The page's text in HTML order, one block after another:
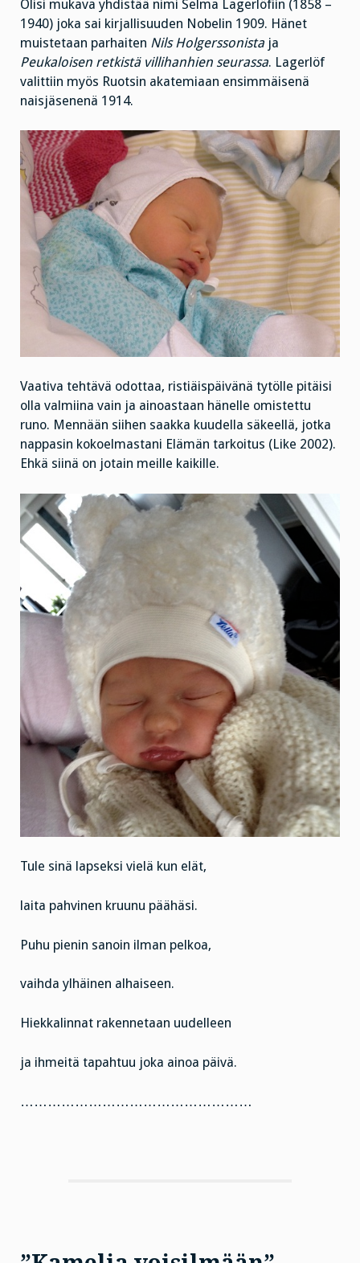
Olisi mukava yhdistää nimi Selma Lagerlöfiin (1858 –
1940) joka sai kirjallisuuden Nobelin 1909. Hänet
muistetaan parhaiten Nils Holgerssonista ja
Peukaloisen retkistä villihanhien seurassa. Lagerlöf
valittiin myös Ruotsin akatemiaan ensimmäisenä
naisjäsenenä 1914.
Vaativa tehtävä odottaa, ristiäispäivänä tytölle pitäisi
olla valmiina vain ja ainoastaan hänelle omistettu
runo. Mennään siihen saakka kuudella säkeellä, jotka
nappasin kokoelmastani Elämän tarkoitus (Like 2002).
Ehkä siinä on jotain meille kaikille.
Tule sinä lapseksi vielä kun elät,
laita pahvinen kruunu päähäsi.
Puhu pienin sanoin ilman pelkoa,
vaihda ylhäinen alhaiseen.
Hiekkalinnat rakennetaan uudelleen
ja ihmeitä tapahtuu joka ainoa päivä.
……………………………………………